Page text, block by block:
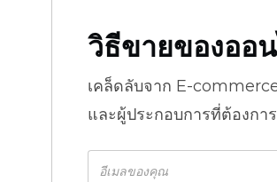
วิธีขายของออ
เคล็ดลับจาก E-
และผู้ประกอบการที่ต้องการ